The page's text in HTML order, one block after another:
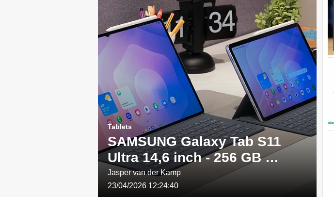
Tablets
SAMSUNG Galaxy Tab S11
Ultra 14,6 inch - 256 GB -
WIFI - Grijs: Een perfecte
combinatie van
Jasper van der Kamp
23/04/2026 12:24:40